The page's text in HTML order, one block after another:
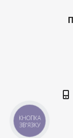
КНОПКА
ЗВ'ЯЗКУ